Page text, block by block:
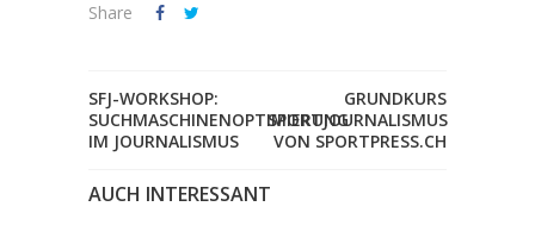
Share
SFJ-WORKSHOP:
SUCHMASCHINENOPTIMIERUNG
IM JOURNALISMUS
GRUNDKURS
SPORTJOURNALISMUS
VON SPORTPRESS.CH
AUCH INTERESSANT